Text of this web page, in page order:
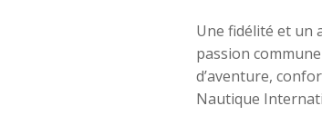
Une fidélité et un
passion
d’aventure,
Nautique